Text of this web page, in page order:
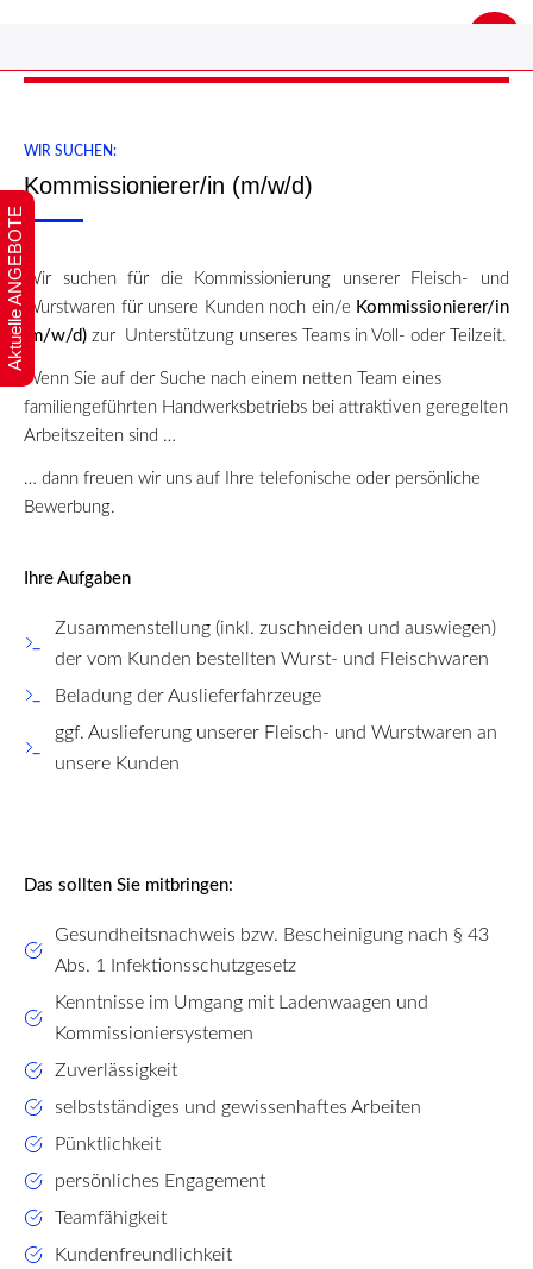
WIR SUCHEN:
Kommissionierer/in (m/w/d)
Wir suchen für die Kommissionierung unserer Fleisch- und
Wurstwaren für unsere Kunden noch ein/e Kommissionierer/in
(m/w/d) zur Unterstützung unseres Teams in Voll- oder Teilzeit.
Wenn Sie auf der Suche nach einem netten Team eines
familiengeführten Handwerksbetriebs bei attraktiven geregelten
Arbeitszeiten sind …
… dann freuen wir uns auf Ihre telefonische oder persönliche
Bewerbung.
Ihre Aufgaben
Zusammenstellung (inkl. zuschneiden und auswiegen)
der vom Kunden bestellten Wurst- und Fleischwaren
Beladung der Auslieferfahrzeuge
ggf. Auslieferung unserer Fleisch- und Wurstwaren an
unsere Kunden
Das sollten Sie mitbringen:
Gesundheitsnachweis bzw. Bescheinigung nach § 43
Abs. 1 Infektionsschutzgesetz
Kenntnisse im Umgang mit Ladenwaagen und
Kommissioniersystemen
Zuverlässigkeit
selbstständiges und gewissenhaftes Arbeiten
Pünktlichkeit
persönliches Engagement
Teamfähigkeit
Kundenfreundlichkeit
Aktuelle ANGEBOTE